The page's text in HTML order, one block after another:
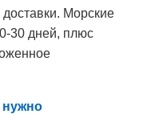
Морские
30 дней, плюс